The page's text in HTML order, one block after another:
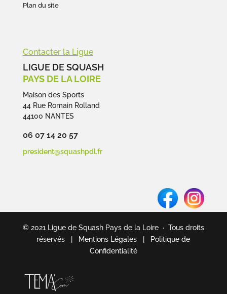
Plan du site
Contacter la Ligue
LIGUE DE SQUASH
PAYS DE LA LOIRE
Maison des Sports
44 Rue Romain Rolland
44100 NANTES
06 07 14 20 57
president@squashpdl.fr
© 2021 Ligue de Squash Pays de la Loire · Tous droits
réservés |
Mentions Légales
Politique de
Confidentialité